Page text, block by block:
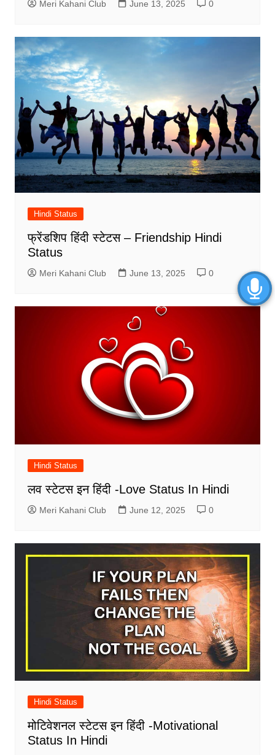
Meri Kahani Club June 13, 2025 0
Hindi Status
फ्रेंडशिप हिंदी स्टेटस – Friendship Hindi
Status
Meri Kahani Club June 13, 2025 0
Hindi Status
लव स्टेटस इन हिंदी -Love Status In Hindi
Meri Kahani Club June 12, 2025 0
Hindi Status
मोटिवेशनल स्टेटस इन हिंदी -Motivational
Status In Hindi